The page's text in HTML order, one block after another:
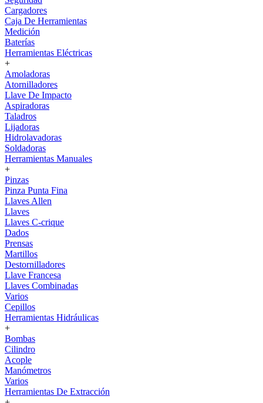
Cargadores
Caja De Herramientas
Medición
Baterías
Herramientas Eléctricas
+
Amoladoras
Atornilladores
Llave De Impacto
Aspiradoras
Taladros
Lijadoras
Hidrolavadoras
Soldadoras
Herramientas Manuales
+
Pinzas
Pinza Punta Fina
Llaves Allen
Llaves
Llaves C-crique
Dados
Prensas
Martillos
Destornilladores
Llave Francesa
Llaves Combinadas
Varios
Cepillos
Herramientas Hidráulicas
+
Bombas
Cilindro
Acople
Manómetros
Varios
Herramientas De Extracción